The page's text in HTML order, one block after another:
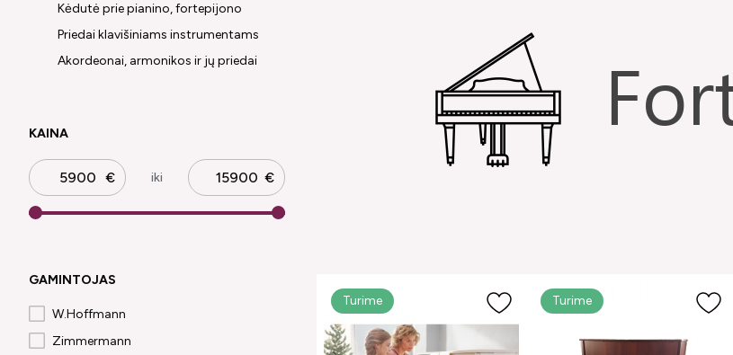
Kėdutė prie pianino, fortepijono
Priedai klavišiniams instrumentams
Akordeonai, armonikos ir jų priedai
KAINA
iki
GAMINTOJAS
W.Hoffmann
Zimmermann
Turime Turime